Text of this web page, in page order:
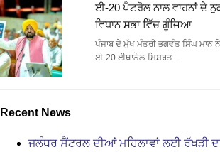
ਈ-20 ਪੈਟਰੋਲ ਨਾਲ ਵਾਹਨਾਂ ਦੇ
ਵਿਧਾਨ ਸਭਾ ਵਿੱਚ ਗੂੰਜਿਆ
ਪੰਜਾਬ ਦੇ ਮੁੱਖ ਮੰਤਰੀ ਭਗਵੰਤ ਸਿੰਘ ਮਾਨ
ਈ-20 ਈਥਾਨੌਲ-ਮਿਸ਼ਰਤ…
Recent News
ਜਲੰਧਰ ਸੈਂਟਰਲ ਦੀਆਂ ਮਹਿਲਾਵਾਂ ਲਈ ਰੱਖੜੀ